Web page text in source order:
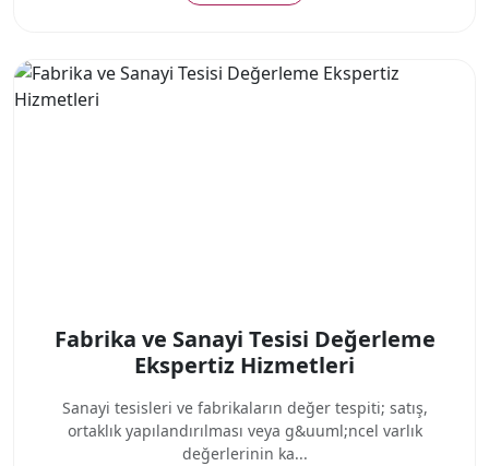
Fabrika ve Sanayi Tesisi Değerleme
Ekspertiz Hizmetleri
Sanayi tesisleri ve fabrikaların değer tespiti; satış,
ortaklık yapılandırılması veya g&uuml;ncel varlık
değerlerinin ka...